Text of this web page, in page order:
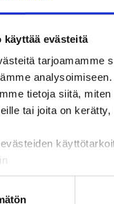
käyttää evästeitä
tarjoamamme
tietoja siitä,
tai joita on
henkilötietojen
Lyhyempiä
Asiantuntija-
Arvioinnin